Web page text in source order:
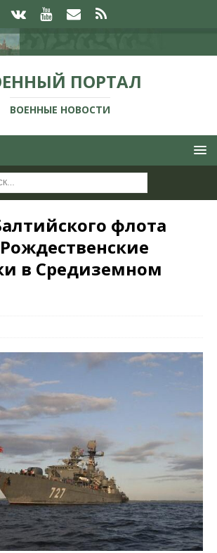
ПОРТАЛ
ВОЕННЫЕ НОВОСТИ
флота
в Средиземном